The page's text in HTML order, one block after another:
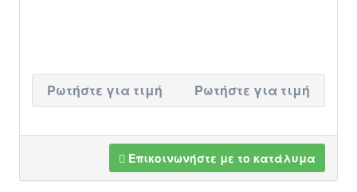
Ρωτήστε για τιμή Ρωτήστε για τιμή
Επικοινωνήστε με το κατάλυμα